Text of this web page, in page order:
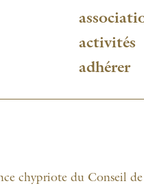
activités
adhérer
chypriote du Conseil